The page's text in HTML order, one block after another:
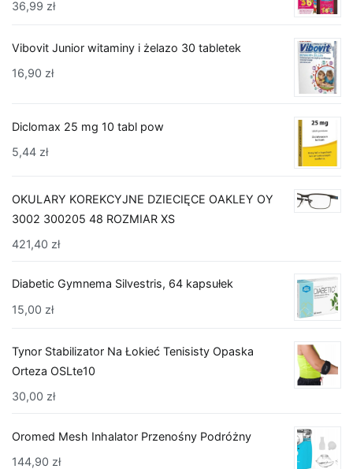
36,99 zł
Vibovit Junior witaminy i żelazo 30 tabletek
16,90 zł
Diclomax 25 mg 10 tabl pow
5,44 zł
OKULARY KOREKCYJNE DZIECIĘCE OAKLEY OY
3002 300205 48 ROZMIAR XS
421,40 zł
Diabetic Gymnema Silvestris, 64 kapsułek
15,00 zł
Tynor Stabilizator Na Łokieć Tenisisty Opaska
Orteza OSLte10
30,00 zł
Oromed Mesh Inhalator Przenośny Podróżny
144,90 zł